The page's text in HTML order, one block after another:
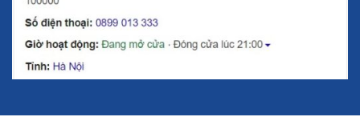
thủy, giúp cải thiện vận khí cho gia chủ và thu hút may
mắn.
Đặt **Tượng Decor Bán Nguyệt Ánh Kim Hiện Đại** trong